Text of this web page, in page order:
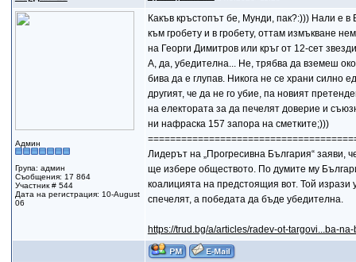
Админ
Група: админ
Съобщения: 17 864
Участник # 544
Дата на регистрация: 10-August
06
Какъв кръстопът бе, Мунди, пак?:))) Нали е
към гробету и в гробету, оттам измъкване
на Георги Димитров или кръг от 12-сет
А, да, убедителна... Не, трябва да вземеш
бива да е глупав. Никога не се храни силно
другият, че да не го убие, па новият
на електората за да печелят доверие и
ни нафраска 157 запора на сметките;)))
Лидерът на „Прогресивна България“ заяви,
ще избере обществото. По думите му
коалицията на предстоящия вот. Той
спечелят, а победата да бъде убедителна.
https://trud.bg/a/articles/radev-ot-targovi...ba-